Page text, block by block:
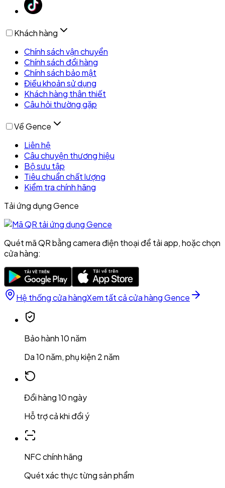
Khách hàng
Chính sách vận chuyển
Chính sách đổi hàng
Chính sách bảo mật
Điều khoản sử dụng
Khách hàng thân thiết
Câu hỏi thường gặp
Về Gence
Liên hệ
Câu chuyện thương hiệu
Bộ sưu tập
Tiêu chuẩn chất lượng
Kiểm tra chính hãng
Tải ứng dụng Gence
Quét mã QR bằng camera điện thoại để tải app, hoặc chọn
cửa hàng:
Hệ thống cửa hàngXem tất cả cửa hàng Gence
Bảo hành 10 năm
Da 10 năm, phụ kiện 2 năm
Đổi hàng 10 ngày
Hỗ trợ cả khi đổi ý
NFC chính hãng
Quét xác thực từng sản phẩm